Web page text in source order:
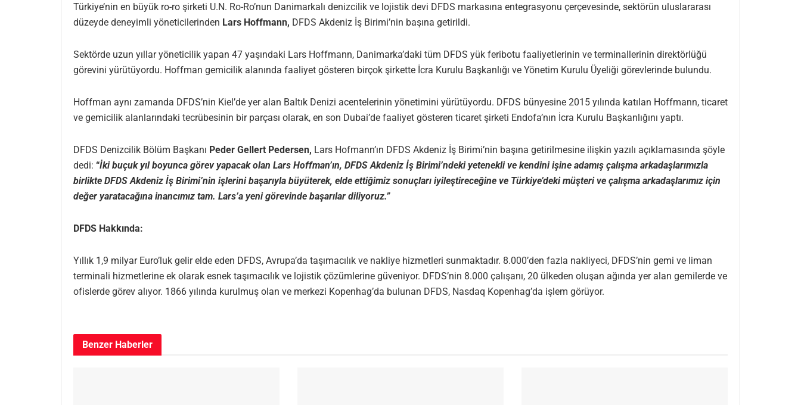
Türkiye’nin en büyük ro-ro şirketi U.N. Ro-Ro’nun Danimarkalı denizcilik ve lojistik devi DFDS markasına entegrasyonu çerçevesinde, sektörün uluslararası
düzeyde deneyimli yöneticilerinden Lars Hoffmann, DFDS Akdeniz İş Birimi’nin başına getirildi.
Sektörde uzun yıllar yöneticilik yapan 47 yaşındaki Lars Hoffmann, Danimarka’daki tüm DFDS yük feribotu faaliyetlerinin ve terminallerinin direktörlüğü
görevini yürütüyordu. Hoffman gemicilik alanında faaliyet gösteren birçok şirkette İcra Kurulu Başkanlığı ve Yönetim Kurulu Üyeliği görevlerinde bulundu.
Hoffman aynı zamanda DFDS’nin Kiel’de yer alan Baltık Denizi acentelerinin yönetimini yürütüyordu. DFDS bünyesine 2015 yılında katılan Hoffmann, ticaret
ve gemicilik alanlarındaki tecrübesinin bir parçası olarak, en son Dubai’de faaliyet gösteren ticaret şirketi Endofa’nın İcra Kurulu Başkanlığını yaptı.
DFDS Denizcilik Bölüm Başkanı Peder Gellert Pedersen, Lars Hofmann’ın DFDS Akdeniz İş Birimi’nin başına getirilmesine ilişkin yazılı açıklamasında şöyle
dedi: “İki buçuk yıl boyunca görev yapacak olan Lars Hoffman’ın, DFDS Akdeniz İş Birimi’ndeki yetenekli ve kendini işine adamış çalışma arkadaşlarımızla
birlikte DFDS Akdeniz İş Birimi’nin işlerini başarıyla büyüterek, elde ettiğimiz sonuçları iyileştireceğine ve Türkiye’deki müşteri ve çalışma arkadaşlarımız için
değer yaratacağına inancımız tam. Lars’a yeni görevinde başarılar diliyoruz.”
DFDS Hakkında:
Yıllık 1,9 milyar Euro’luk gelir elde eden DFDS, Avrupa’da taşımacılık ve nakliye hizmetleri sunmaktadır. 8.000’den fazla nakliyeci, DFDS’nin gemi ve liman
terminali hizmetlerine ek olarak esnek taşımacılık ve lojistik çözümlerine güveniyor. DFDS’nin 8.000 çalışanı, 20 ülkeden oluşan ağında yer alan gemilerde ve
ofislerde görev alıyor. 1866 yılında kurulmuş olan ve merkezi Kopenhag’da bulunan DFDS, Nasdaq Kopenhag’da işlem görüyor.
Benzer Haberler